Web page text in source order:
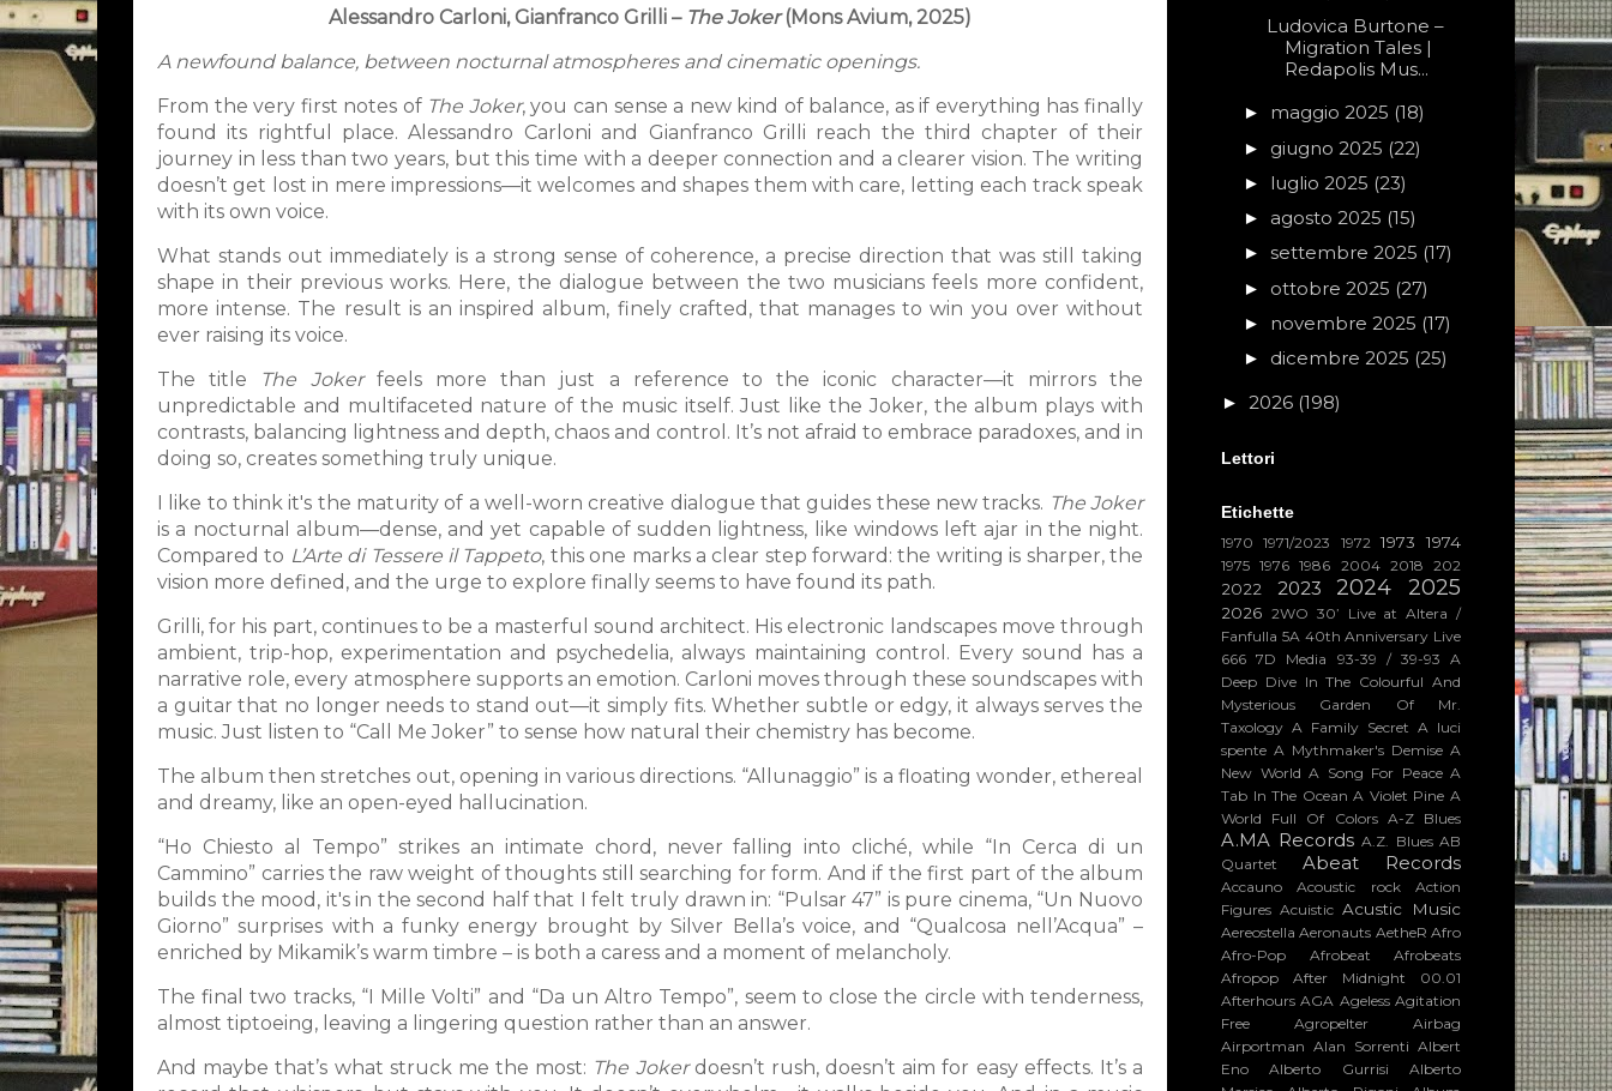
Alessandro Carloni, Gianfranco Grilli – The Joker(Mons Avium, 2025)
A newfound balance, between nocturnal atmospheres and cinematic openings.
From the very first notes of The Joker, you can sense a new kind of balance, as if everything has finally
found its rightful place. Alessandro Carloni and Gianfranco Grilli reach the third chapter of their
journey in less than two years, but this time with a deeper connection and a clearer vision. The writing
doesn’t get lost in mere impressions—it welcomes and shapes them with care, letting each track speak
with its own voice.
What stands out immediately is a strong sense of coherence, a precise direction that was still taking
shape in their previous works. Here, the dialogue between the two musicians feels more confident,
more intense. The result is an inspired album, finely crafted, that manages to win you over without
ever raising its voice.
The title The Jokerfeels more than just a reference to the iconic character—it mirrors the
unpredictable and multifaceted nature of the music itself. Just like the Joker, the album plays with
contrasts, balancing lightness and depth, chaos and control. It’s not afraid to embrace paradoxes, and in
doing so, creates something truly unique.
I like to think it's the maturity of a well-worn creative dialogue that guides these new tracks. The Joker
is a nocturnal album—dense, and yet capable of sudden lightness, like windows left ajar in the night.
Compared to L’Arte di Tessere il Tappeto, this one marks a clear step forward: the writing is sharper, the
vision more defined, and the urge to explore finally seems to have found its path.
Grilli, for his part, continues to be a masterful sound architect. His electronic landscapes move through
ambient, trip-hop, experimentation and psychedelia, always maintaining control. Every sound has a
narrative role, every atmosphere supports an emotion. Carloni moves through these soundscapes with
a guitar that no longer needs to stand out—it simply fits. Whether subtle or edgy, it always serves the
music. Just listen to “Call Me Joker” to sense how natural their chemistry has become.
The album then stretches out, opening in various directions. “Allunaggio” is a floating wonder, ethereal
and dreamy, like an open-eyed hallucination.
“Ho Chiesto al Tempo” strikes an intimate chord, never falling into cliché, while “In Cerca di un
Cammino” carries the raw weight of thoughts still searching for form. And if the first part of the album
builds the mood, it's in the second half that I felt truly drawn in: “Pulsar 47” is pure cinema, “Un Nuovo
Giorno” surprises with a funky energy brought by Silver Bella’s voice, and “Qualcosa nell’Acqua” –
enriched by Mikamik’s warm timbre – is both a caress and a moment of melancholy.
The final two tracks, “I Mille Volti” and “Da un Altro Tempo”, seem to close the circle with tenderness,
almost tiptoeing, leaving a lingering question rather than an answer.
And maybe that’s what struck me the most: The Jokerdoesn’t rush, doesn’t aim for easy effects. It’s a
Ludovica Burtone –
Migration Tales |
Redapolis Mus...
► maggio 2025 (18)
► giugno 2025 (22)
► luglio 2025 (23)
► agosto 2025 (15)
► settembre 2025 (17)
► ottobre 2025 (27)
► novembre 2025 (17)
► dicembre 2025 (25)
► 2026 (198)
Lettori
Etichette
1970 1971/2023 1972 1973 1974
1975 1976 1986 2004 2018 202
2022 2023 2024 2025
2026 2WO 30’ Live at Altera /
Fanfulla 5A 40th Anniversary Live
666 7D Media 93-39 / 39-93
A
Deep Dive In The Colourful And
Mysterious Garden Of Mr.
Taxology A Family Secret A luci
spente A Mythmaker's Demise A
New World A Song For Peace A
Tab In The Ocean A Violet Pine A
World Full Of Colors A-Z Blues
A.MA Records A.Z. Blues AB
Quartet
Abeat Records
Accauno Acoustic rock
Action
Figures Acuistic Acustic Music
Aereostella Aeronauts AetheR Afro
Afro-Pop
Afrobeat
Afrobeats
Afropop
After Midnight 00.01
Afterhours AGA Ageless Agitation
Free
Agropelter
Airbag
Airportman Alan Sorrenti Albert
Eno
Alberto Gurrisi
Alberto